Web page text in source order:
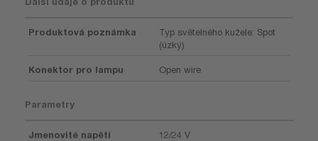
Produktová poznámka
Typ světelného kužele: Spot
(úzký)
Konektor pro lampu Open wire
Parametry
Jmenovité napětí 12/24 V